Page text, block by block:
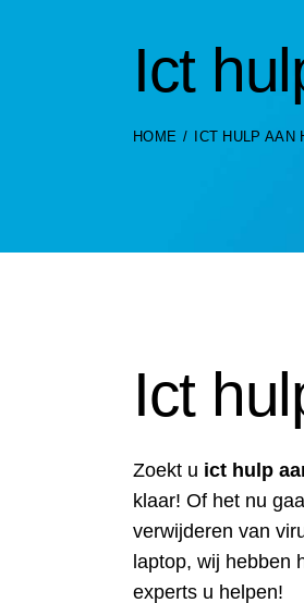
Ict
HOME ICT HULP AAN
Ict
Zoekt u ict hulp
klaar! Of het nu
verwijderen van
laptop, wij hebben
experts u helpen!